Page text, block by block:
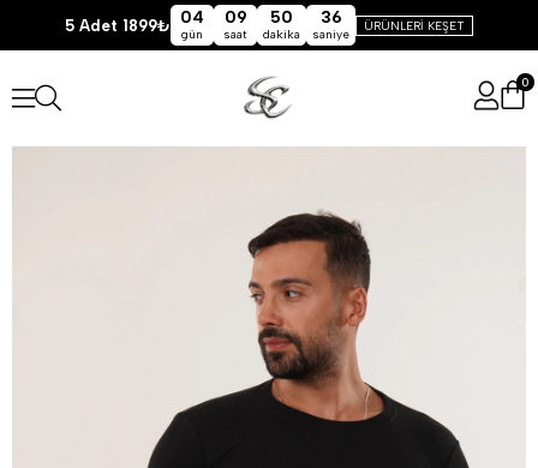
5 Adet 1899₺ 04
gün
09
saat
50
dakika
35
saniye
ÜRÜNLERİ KEŞET
0